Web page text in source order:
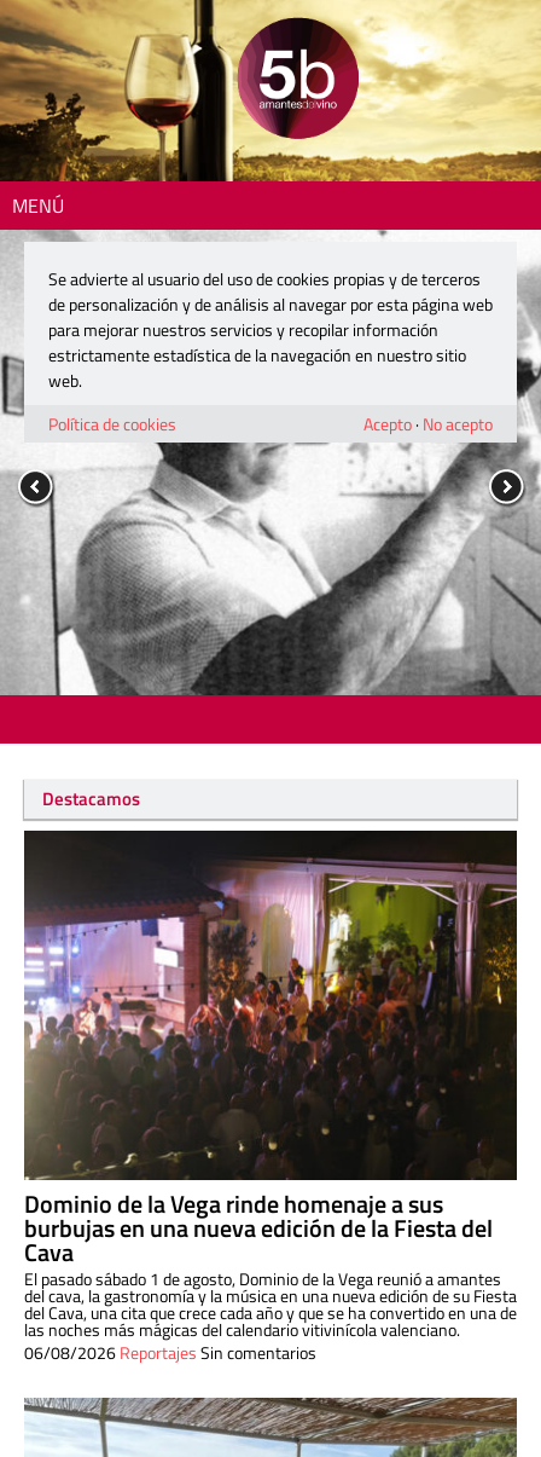
MENÚ
Destacamos
Dominio de la Vega rinde homenaje a sus
burbujas en una nueva edición de la Fiesta del
Cava
El pasado sábado 1 de agosto, Dominio de la Vega reunió a amantes
del cava, la gastronomía y la música en una nueva edición de su Fiesta
del Cava, una cita que crece cada año y que se ha convertido en una de
las noches más mágicas del calendario vitivinícola valenciano.
06/08/2026ReportajesSin comentarios
Se advierte al usuario del uso de cookies propias y de terceros
de personalización y de análisis al navegar por esta página web
para mejorar nuestros servicios y recopilar información
estrictamente estadística de la navegación en nuestro sitio
web.
Política de cookies
Acepto· No acepto